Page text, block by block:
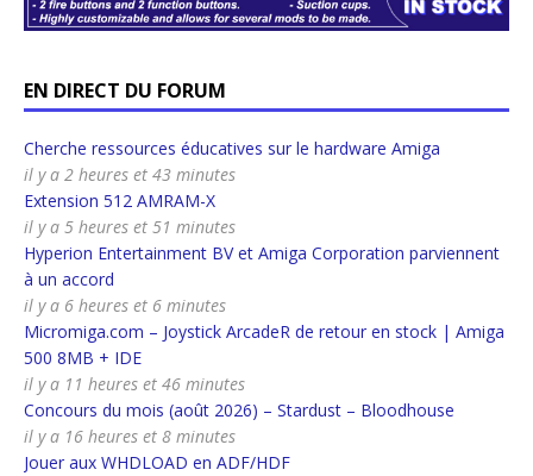
EN DIRECT DU FORUM
Cherche ressources éducatives sur le hardware Amiga
il y a 2 heures et 43 minutes
Extension 512 AMRAM-X
il y a 5 heures et 51 minutes
Hyperion Entertainment BV et Amiga Corporation parviennent
à un accord
il y a 6 heures et 6 minutes
Micromiga.com – Joystick ArcadeR de retour en stock | Amiga
500 8MB + IDE
il y a 11 heures et 46 minutes
Concours du mois (août 2026) – Stardust – Bloodhouse
il y a 16 heures et 8 minutes
Jouer aux WHDLOAD en ADF/HDF